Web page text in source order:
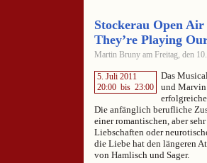
Stockerau Open
They’re Playing
Martin Bruny am Freitag, den
5. Juli 2011
20:00 bis 23:00
Das
und Marvin
Die anfänglich berufliche
einer romantischen, aber
Liebschaften oder
die Liebe hat den längeren
von Hamlisch und Sager.